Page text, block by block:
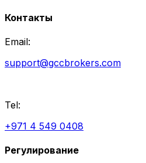
Контакты
Email:
support@gccbrokers.com
Tel:
+971 4 549 0408
Регулирование